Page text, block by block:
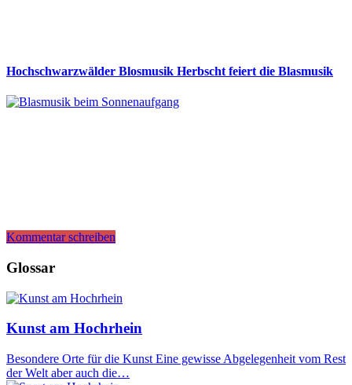
Hochschwarzwälder Blosmusik Herbscht feiert die Blasmusik
Kommentar schreiben
Glossar
Kunst am Hochrhein
Besondere Orte für die Kunst Eine gewisse Abgelegenheit vom Rest
der Welt aber auch die…